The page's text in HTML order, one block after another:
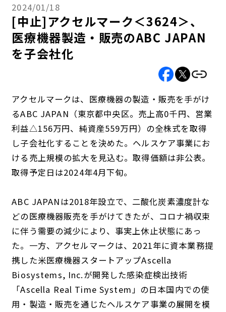
2024/01/18
[中止]アクセルマーク＜3624＞、
医療機器製造・販売のABC JAPAN
を子会社化
アクセルマークは、医療機器の製造・販売を手がけ
るABC JAPAN（東京都中央区。売上高0千円、営業
利益△156万円、純資産559万円）の全株式を取得
し子会社化することを決めた。ヘルスケア事業にお
ける売上規模の拡大を見込む。取得価額は非公表。
取得予定日は2024年4月下旬。
ABC JAPANは2018年設立で、二酸化炭素濃度計な
どの医療機器販売を手がけてきたが、コロナ禍収束
に伴う需要の減少により、事実上休止状態にあっ
た。一方、アクセルマークは、2021年に資本業務提
携した米医療機器スタートアップAscella
Biosystems, Inc.が開発した感染症検出技術
「Ascella Real Time System」の日本国内での使
用・製造・販売を通じたヘルスケア事業の展開を模